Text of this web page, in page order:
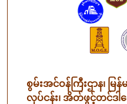
စွမ်းအင်ဝန်ကြီးဌာန၊ မြ
လုပ်ငန်း၊ အိတ်ဖွင့်တင်ဒါခ